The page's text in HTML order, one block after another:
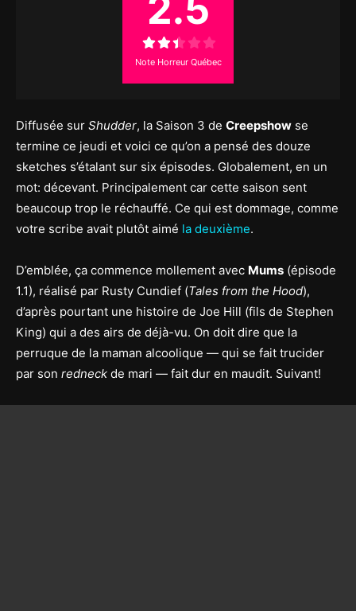
Note Horreur Québec
Diffusée sur Shudder, la Saison 3 de Creepshow se
termine ce jeudi et voici ce qu’on a pensé des douze
sketches s’étalant sur six épisodes. Globalement, en un
mot: décevant. Principalement car cette saison sent
beaucoup trop le réchauffé. Ce qui est dommage, comme
votre scribe avait plutôt aimé la deuxième.
D’emblée, ça commence mollement avec Mums (épisode
1.1), réalisé par Rusty Cundief (Tales from the Hood),
d’après pourtant une histoire de Joe Hill (fils de Stephen
King) qui a des airs de déjà-vu. On doit dire que la
perruque de la maman alcoolique — qui se fait trucider
par son redneck de mari — fait dur en maudit. Suivant!